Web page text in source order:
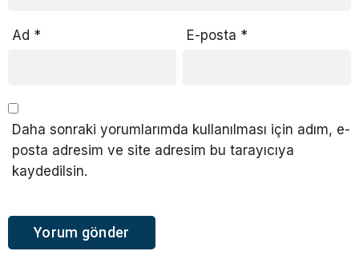
Ad * E-posta *
Daha sonraki yorumlarımda kullanılması için adım, e-
posta adresim ve site adresim bu tarayıcıya
kaydedilsin.